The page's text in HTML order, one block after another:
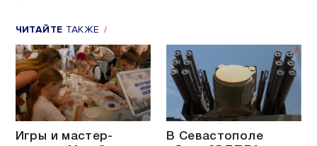
ЧИТАЙТЕ ТАКЖЕ
Игры и мастер-
В Севастополе